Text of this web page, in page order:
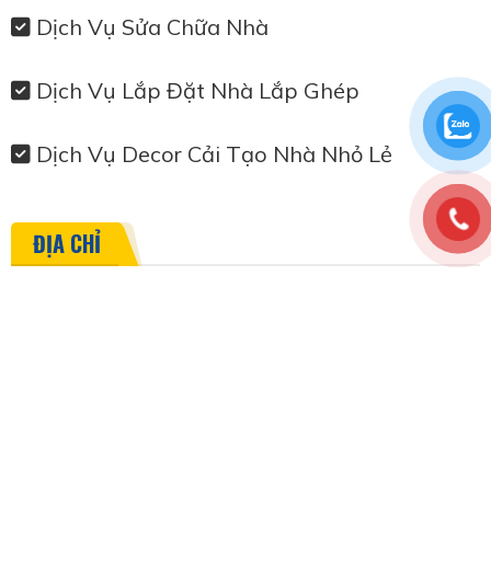
Dịch Vụ Sửa Chữa Nhà
Dịch Vụ Lắp Đặt Nhà Lắp Ghép
Dịch Vụ Decor Cải Tạo Nhà Nhỏ Lẻ
ĐỊA CHỈ